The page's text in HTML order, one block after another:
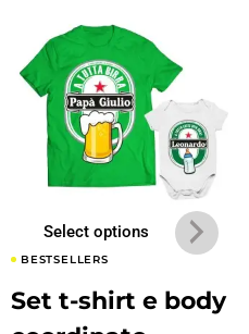
Select options
BESTSELLERS
Set t-shirt e body